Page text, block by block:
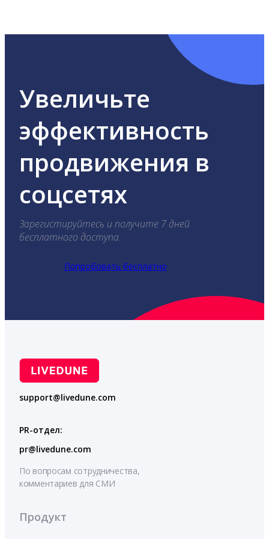
Увеличьте
эффективность
продвижения в
соцсетях
Зарегистируйтесь и получите 7 дней
бесплатного доступа.
Попробовать бесплатно
support@livedune.com
PR-отдел:
pr@livedune.com
По вопросам сотрудничества,
комментариев для СМИ
Продукт